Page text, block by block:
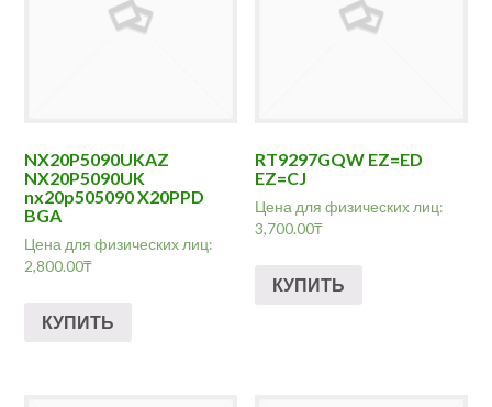
NX20P5090UKAZ
NX20P5090UK
nx20p505090 X20PPD
BGA
Цена для физических лиц:
2,800.00₸
КУПИТЬ
RT9297GQW EZ=ED
EZ=CJ
Цена для физических лиц:
3,700.00₸
КУПИТЬ